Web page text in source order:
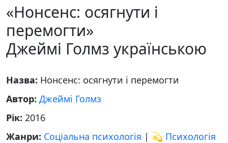
«Нонсенс: осягнути і
перемогти»
Джеймі Голмз українською
Назва: Нонсенс: осягнути і перемогти
Автор: Джеймі Голмз
Рік: 2016
Жанри: Соціальна психологія | 💫 Психологія